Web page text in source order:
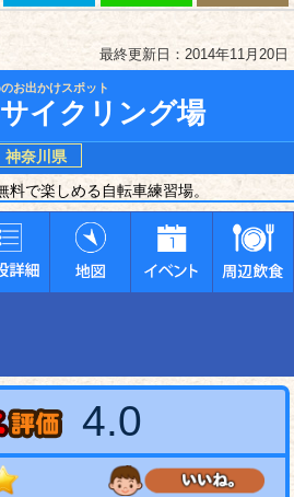
最終更新日：2014年11月20日
お出かけスポット
イクリング場
神奈川県
料で楽しめる自転車練習場。
4.0